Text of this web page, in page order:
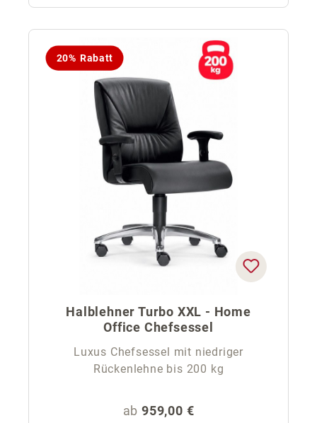
20% Rabatt
Halblehner Turbo XXL - Home
Office Chefsessel
Luxus Chefsessel mit niedriger
Rückenlehne bis 200 kg
Regulärer Preis:
ab 959,00 €